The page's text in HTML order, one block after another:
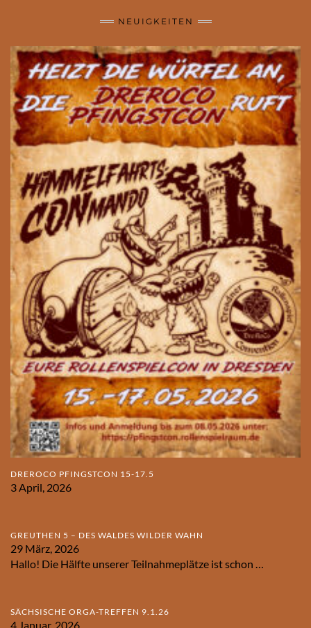
NEUIGKEITEN
DREROCO PFINGSTCON 15-17.5
3 April, 2026
GREUTHEN 5 – DES WALDES WILDER WAHN
29 März, 2026
Hallo! Die Hälfte unserer Teilnahmeplätze ist schon
SÄCHSISCHE ORGA-TREFFEN 9.1.26
4 Januar, 2026